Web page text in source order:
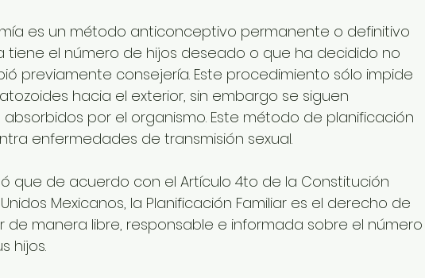
es un método anticonceptivo permanente o definitivo
tiene el número de hijos deseado o que ha decidido no
previamente consejería. Este procedimiento sólo impide
hacia el exterior, sin embargo se siguen
por el organismo. Este método de planificación
enfermedades de transmisión sexual.
que de acuerdo con el Artículo 4to de la Constitución
Mexicanos, la Planificación Familiar es el derecho de
manera libre, responsable e informada sobre el número
hijos.